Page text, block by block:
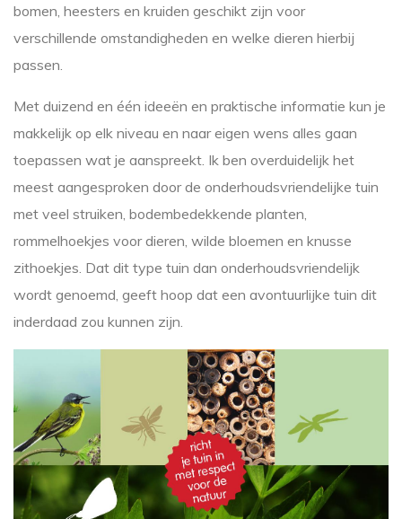
bomen, heesters en kruiden geschikt zijn voor
verschillende omstandigheden en welke dieren hierbij
passen.
Met duizend en één ideeën en praktische informatie kun je
makkelijk op elk niveau en naar eigen wens alles gaan
toepassen wat je aanspreekt. Ik ben overduidelijk het
meest aangesproken door de onderhoudsvriendelijke tuin
met veel struiken, bodembedekkende planten,
rommelhoekjes voor dieren, wilde bloemen en knusse
zithoekjes. Dat dit type tuin dan onderhoudsvriendelijk
wordt genoemd, geeft hoop dat een avontuurlijke tuin dit
inderdaad zou kunnen zijn.